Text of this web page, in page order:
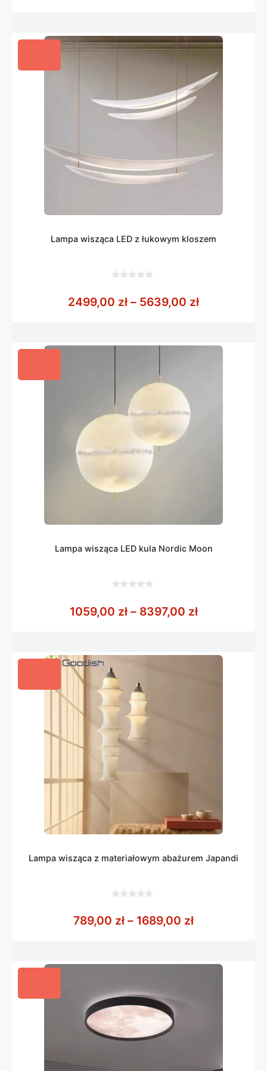
Lampa wisząca LED z łukowym kloszem
5
2499,00 zł – 5639,00 złZakres cen:
Lampa wisząca LED kula Nordic Moon
5
1059,00 zł – 8397,00 złZakres cen:
Lampa wisząca z materiałowym abażurem Japandi
5
789,00 zł – 1689,00 złZakres cen: